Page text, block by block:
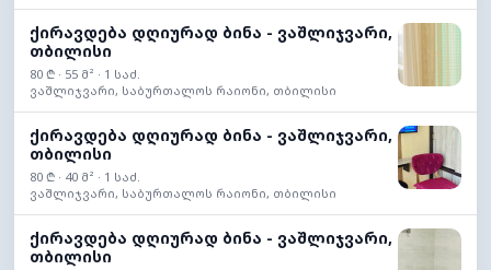
ქირავდება დღიურად ბინა - ვაშლიჯვარი,
თბილისი
80 ₾ · 55 მ² · 1 საძ.
ვაშლიჯვარი, საბურთალოს რაიონი, თბილისი
ქირავდება დღიურად ბინა - ვაშლიჯვარი,
თბილისი
80 ₾ · 40 მ² · 1 საძ.
ვაშლიჯვარი, საბურთალოს რაიონი, თბილისი
ქირავდება დღიურად ბინა - ვაშლიჯვარი,
თბილისი